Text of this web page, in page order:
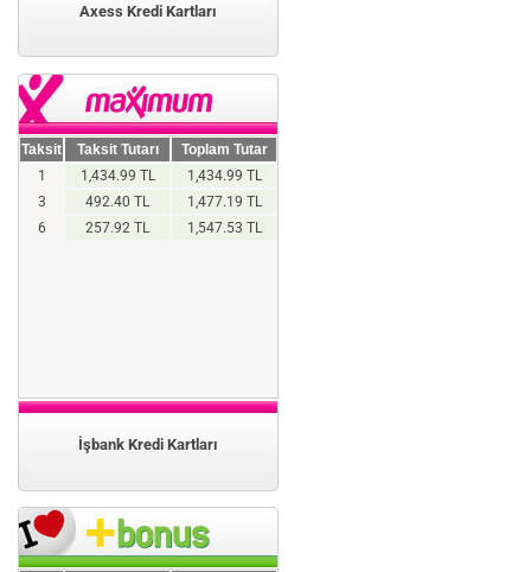
Axess Kredi Kartları
Taksit Taksit Tutarı
Toplam Tutar
1
1,434.99 TL
1,434.99 TL
3
492.40 TL
1,477.19 TL
6
257.92 TL 1,547.53 TL
İşbank Kredi Kartları